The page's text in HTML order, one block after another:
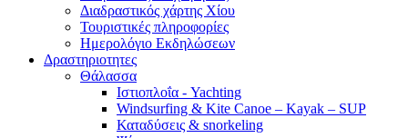
Διαδραστικός χάρτης Χίου
Τουριστικές πληροφορίες
Ημερολόγιο Εκδηλώσεων
Δραστηριοτητες
Θάλασσα
Ιστιοπλοΐα - Yachting
Windsurfing & Kite Canoe – Kayak – SUP
Καταδύσεις & snorkeling